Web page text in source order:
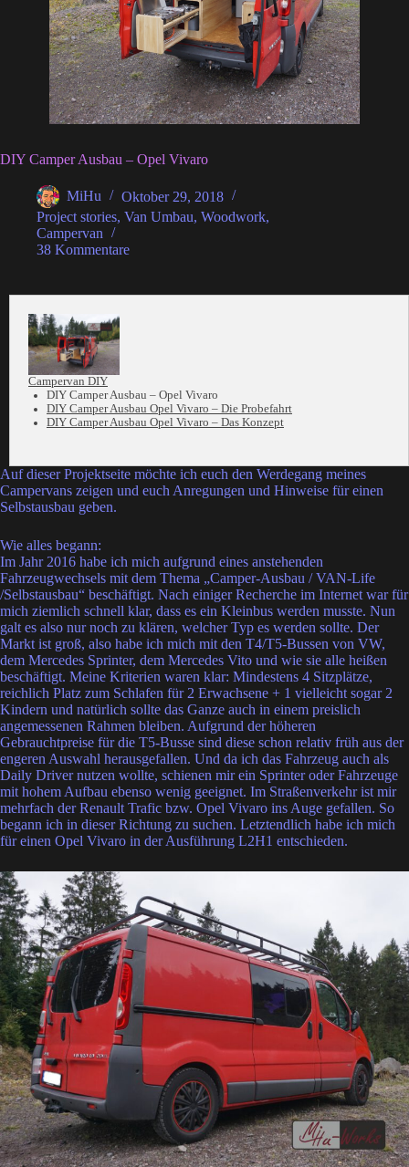
DIY Camper Ausbau – Opel Vivaro
MiHu
Oktober 29, 2018
Project stories, Van Umbau, Woodwork,
Campervan
38 Kommentare
Campervan DIY
DIY Camper Ausbau – Opel Vivaro
DIY Camper Ausbau Opel Vivaro – Die Probefahrt
DIY Camper Ausbau Opel Vivaro – Das Konzept
Auf dieser Projektseite möchte ich euch den Werdegang meines
Campervans zeigen und euch Anregungen und Hinweise für einen
Selbstausbau geben.
Wie alles begann:
Im Jahr 2016 habe ich mich aufgrund eines anstehenden
Fahrzeugwechsels mit dem Thema „Camper-Ausbau / VAN-Life
/Selbstausbau“ beschäftigt. Nach einiger Recherche im Internet war für
mich ziemlich schnell klar, dass es ein Kleinbus werden musste. Nun
galt es also nur noch zu klären, welcher Typ es werden sollte. Der
Markt ist groß, also habe ich mich mit den T4/T5-Bussen von VW,
dem Mercedes Sprinter, dem Mercedes Vito und wie sie alle heißen
beschäftigt. Meine Kriterien waren klar: Mindestens 4 Sitzplätze,
reichlich Platz zum Schlafen für 2 Erwachsene + 1 vielleicht sogar 2
Kindern und natürlich sollte das Ganze auch in einem preislich
angemessenen Rahmen bleiben. Aufgrund der höheren
Gebrauchtpreise für die T5-Busse sind diese schon relativ früh aus der
engeren Auswahl herausgefallen. Und da ich das Fahrzeug auch als
Daily Driver nutzen wollte, schienen mir ein Sprinter oder Fahrzeuge
mit hohem Aufbau ebenso wenig geeignet. Im Straßenverkehr ist mir
mehrfach der Renault Trafic bzw. Opel Vivaro ins Auge gefallen. So
begann ich in dieser Richtung zu suchen. Letztendlich habe ich mich
für einen Opel Vivaro in der Ausführung L2H1 entschieden.